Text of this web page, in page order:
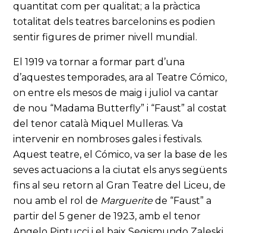
quantitat com per qualitat; a la pràctica
totalitat dels teatres barcelonins es podien
sentir figures de primer nivell mundial.
El 1919 va tornar a formar part d’una
d’aquestes temporades, ara al Teatre Cómico,
on entre els mesos de maig i juliol va cantar
de nou “Madama Butterfly” i “Faust” al costat
del tenor català Miquel Mulleras. Va
intervenir en nombroses gales i festivals.
Aquest teatre, el Cómico, va ser la base de les
seves actuacions a la ciutat els anys següents
fins al seu retorn al Gran Teatre del Liceu, de
nou amb el rol de Margueritede “Faust” a
partir del 5 gener de 1923, amb el tenor